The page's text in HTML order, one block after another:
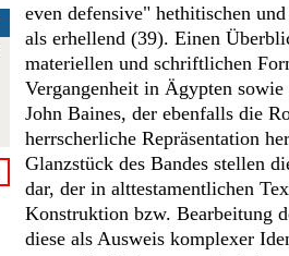
even defensive" hethitischen
als erhellend (39). Einen
materiellen und schriftlichen
Vergangenheit in Ägypten
John Baines, der ebenfalls die
herrscherliche Repräsentation
Glanzstück des Bandes stellen
dar, der in alttestamentlichen
Konstruktion bzw. Bearbeitung
diese als Ausweis komplexer